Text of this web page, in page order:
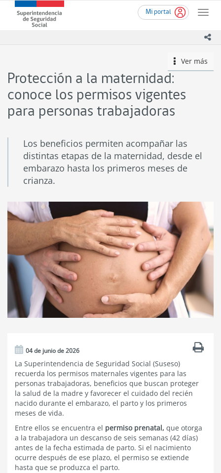
contenido
Mi portal
Toggle
Superintendencia
de
Gobierno
de
Chile
icono
Ver más
Protección a la maternidad:
conoce los permisos vigentes
para personas trabajadoras
Los beneficios permiten acompañar las
distintas etapas de la maternidad, desde el
embarazo hasta los primeros meses de
crianza.
04 de junio de 2026
La Superintendencia de Seguridad Social (Suseso)
recuerda los permisos maternales vigentes para las
personas trabajadoras, beneficios que buscan proteger
la salud de la madre y favorecer el cuidado del recién
nacido durante el embarazo, el parto y los primeros
meses de vida.
Entre ellos se encuentra el permiso prenatal, que otorga
a la trabajadora un descanso de seis semanas (42 días)
antes de la fecha estimada de parto. Si el nacimiento
ocurre después de ese plazo, el permiso se extiende
hasta que se produzca el parto.